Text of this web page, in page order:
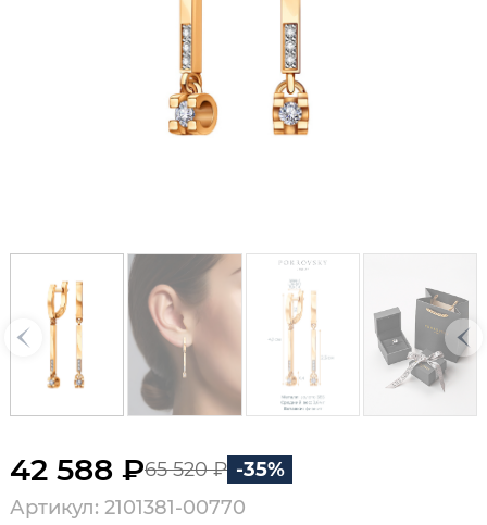
42 588 ₽65 520 ₽ -35%
Артикул: 2101381-00770